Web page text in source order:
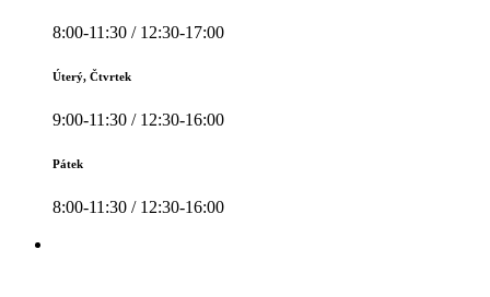
8:00-11:30 / 12:30-17:00
Úterý, Čtvrtek
9:00-11:30 / 12:30-16:00
Pátek
8:00-11:30 / 12:30-16:00